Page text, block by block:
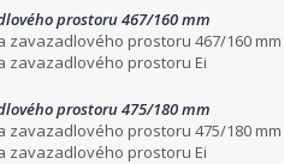
prostoru 467/160 mm
zavazadlového prostoru 467/160 mm
zavazadlového prostoru Ei
prostoru 475/180 mm
zavazadlového prostoru 475/180 mm
zavazadlového prostoru Ei